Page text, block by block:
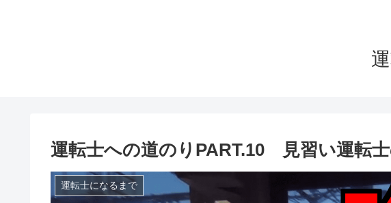
運転士への道のりPART.10 見習い運転
運転士になるまで